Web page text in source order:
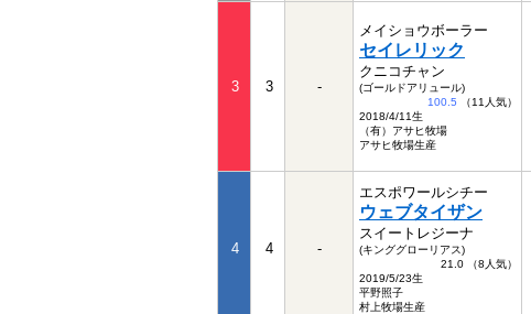
3 3 -
メイショウボーラー
セイレリック
クニコチャン
(ゴールドアリュール)
100.5 （11人気）
2018/4/11生
（有）アサヒ牧場
アサヒ牧場生産
4 4 -
エスポワールシチー
ウェブタイザン
スイートレジーナ
(キンググローリアス)
21.0 （8人気）
2019/5/23生
平野照子
村上牧場生産